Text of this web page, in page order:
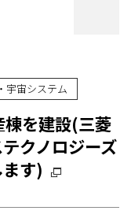
宇宙システム
を建設(三菱
クノロジーズ
す)